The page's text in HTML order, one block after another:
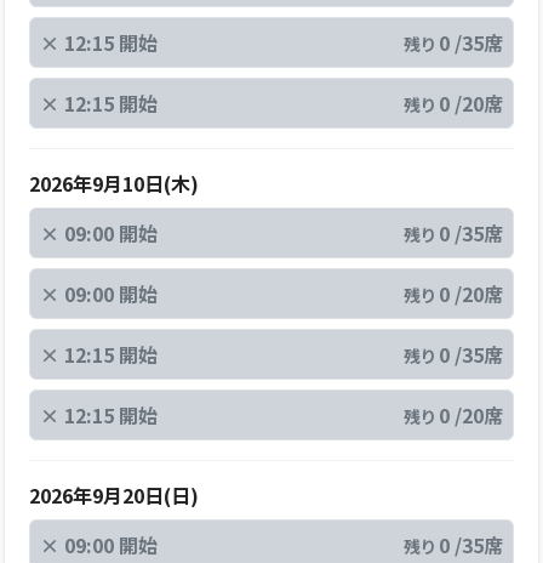
× 12:15 開始 残り0 /35席
× 12:15 開始 残り0 /20席
2026年9月10日(木)
× 09:00 開始 残り0 /35席
× 09:00 開始 残り0 /20席
× 12:15 開始 残り0 /35席
× 12:15 開始 残り0 /20席
2026年9月20日(日)
× 09:00 開始 残り0 /35席